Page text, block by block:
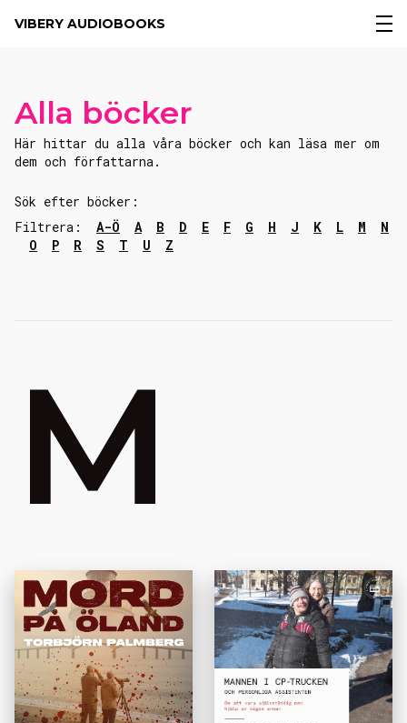
VIBERY AUDIOBOOKS
Alla böcker
Här hittar du alla våra böcker och kan läsa mer om
dem och författarna.
Sök efter böcker:
Filtrera:
A-Ö A B D E F G H J K L M
N
O
P R S T U Z
M